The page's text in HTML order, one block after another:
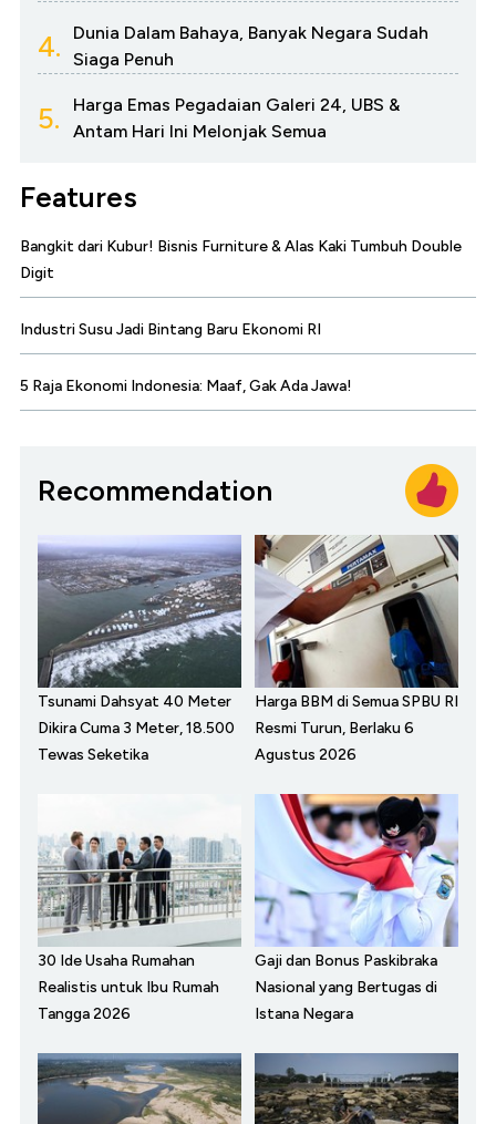
4.
Dunia Dalam Bahaya, Banyak Negara Sudah
Siaga Penuh
5.
Harga Emas Pegadaian Galeri 24, UBS &
Antam Hari Ini Melonjak Semua
Features
Bangkit dari Kubur! Bisnis Furniture & Alas Kaki Tumbuh Double
Digit
Industri Susu Jadi Bintang Baru Ekonomi RI
5 Raja Ekonomi Indonesia: Maaf, Gak Ada Jawa!
Recommendation
Tsunami Dahsyat 40 Meter
Dikira Cuma 3 Meter, 18.500
Tewas Seketika
Harga BBM di Semua SPBU RI
Resmi Turun, Berlaku 6
Agustus 2026
30 Ide Usaha Rumahan
Realistis untuk Ibu Rumah
Tangga 2026
Gaji dan Bonus Paskibraka
Nasional yang Bertugas di
Istana Negara